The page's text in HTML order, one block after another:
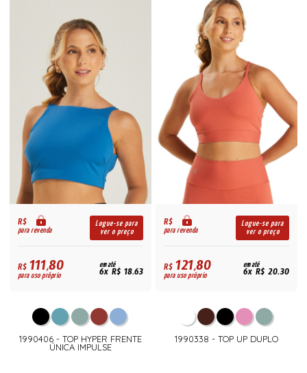
R$
para revenda
Logue-se para
ver o preço
R$111,80
para uso próprio
em até
6x R$ 18,63
1990406 - TOP HYPER FRENTE
ÚNICA IMPULSE
R$
para revenda
Logue-se para
ver o preço
R$121,80
para uso próprio
em até
6x R$ 20,30
1990338 - TOP UP DUPLO